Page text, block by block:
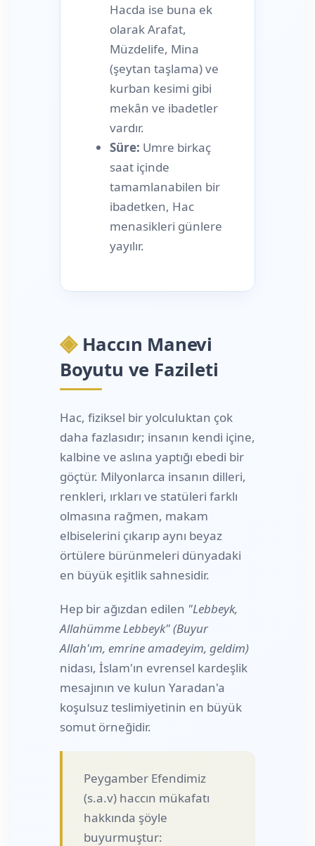
Hacda ise buna ek
olarak Arafat,
Müzdelife, Mina
(şeytan taşlama) ve
kurban kesimi gibi
mekân ve ibadetler
vardır.
Süre: Umre birkaç
saat içinde
tamamlanabilen bir
ibadetken, Hac
menasikleri günlere
yayılır.
◈Haccın Manevi
Boyutu ve Fazileti
Hac, fiziksel bir yolculuktan çok
daha fazlasıdır; insanın kendi içine,
kalbine ve aslına yaptığı ebedi bir
göçtür. Milyonlarca insanın dilleri,
renkleri, ırkları ve statüleri farklı
olmasına rağmen, makam
elbiselerini çıkarıp aynı beyaz
örtülere bürünmeleri dünyadaki
en büyük eşitlik sahnesidir.
Hep bir ağızdan edilen "Lebbeyk,
Allahümme Lebbeyk" (Buyur
Allah'ım, emrine amadeyim, geldim)
nidası, İslam'ın evrensel kardeşlik
mesajının ve kulun Yaradan'a
koşulsuz teslimiyetinin en büyük
somut örneğidir.
Peygamber Efendimiz
(s.a.v) haccın mükafatı
hakkında şöyle
buyurmuştur: